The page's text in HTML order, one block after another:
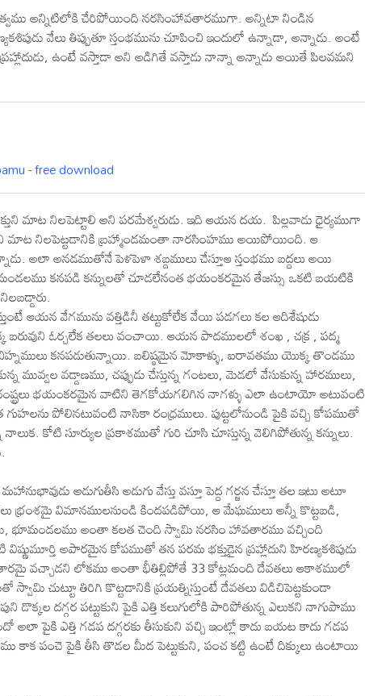
అన్నిటిలోకి చేరిపోయింది నరసింహావతారముగా. అన్నిటా నిండిన
వేలు తిప్పుతూ స్తంభమును చూపించి ఇందులో ఉన్నాడా, అన్నాడు. అంటే
ఉంటే వస్తాడా అని అడిగితే వస్తాడు నాన్నా అన్నాడు అయితే పిలవమని
- free download
మాట నిలపెట్టాలి అని పరమేశ్వరుడు. ఇది ఆయన దయ. పిల్లవాడు ధైర్యముగా
మాట నిలపెట్టడానికి బ్రహ్మాండమంతా నారసింహము అయిపోయింది. ఆ
అలా అనడముతోనే పెళపెళా శబ్దములు చేస్తూఆ స్తంభము బద్దలు అయి
కనపడి కన్నులతో చూడలేనంత భయంకరమైన తేజస్సు ఒకటి బయటికి
ఆయన వేగమును వత్తిడినీ తట్టుకోలేక వేయి పడగలు కల ఆదిశేషుడు
ఓర్చలేక తలలు వంచాయి. ఆయన పాదములలో శంఖ , చక్ర , పద్మ
కనపడుతున్నాయి. బలిష్ఠమైన మోకాళ్ళు, ఐరావతము యొక్క తొండము
మువ్వల వడ్డాణము, చప్పుడు చేస్తున్న గంటలు, మెడలో వేసుకున్న హారములు,
భయంకరమైన వాటిని తెగకోయగలిగిన నాగళ్ళు ఎలా ఉంటాయో అటువంటి
గుహలను పోలినటువంటి నాసికా రంధ్రములు. పుట్టలోనుండి పైకి వచ్చి కోపముతో
కోటి సూర్యుల ప్రకాశముతో గురి చూసి చూస్తున్న వెలిగిపోతున్న కన్నులు.
అడుగుతీసి అడుగు వేస్తు వస్తూ పెద్ద గర్జన చేస్తూ తల ఇటు అటూ
భ్రంశమై విమానములనుండి కిందపడిపోయి, ఆ మేఘములు అన్నీ కొట్టబడి,
భూమండలము అంతా కలత చెంది స్వామి నరసిం హావతారము వచ్చింది
విష్ణుమూర్తి అపారమైన కోపముతో తన పరమ భక్తుడైన ప్రహ్లాదుని హిరణ్యకశిపుడు
వచ్చాడని లోకము అంతా భీతిల్లిపోతే 33 కోట్లమంది దేవతలు ఆకాశములో
స్వామి చుట్టూ తిరిగి కొట్టడానికి ప్రయత్నిస్తుంటే దేవతలు విడిచిపెట్టకుండా
డొక్కల దగ్గర పట్టుకుని పైకి ఎత్తి కలుగులోకి పారిపోతున్న ఎలుకని నాగుపాము
అలా పైకి ఎత్తి గడప దగ్గరకు తీసుకుని వచ్చి ఇంట్లో కాదు బయట కాదు గడప
కాక పంచె పైకి తీసి తొడల మీద పెట్టుకుని, పంచ కట్టి ఉంటే దిక్కులు ఉంటాయి